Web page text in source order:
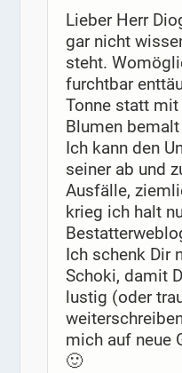
Lieber Herr
gar nicht
steht.
furchtbar
Tonne statt
Blumen
Ich kann den
seiner ab und
Ausfälle,
krieg ich halt
Ich schenk Dir
Schoki, damit
lustig (oder
mich auf neue
🙂